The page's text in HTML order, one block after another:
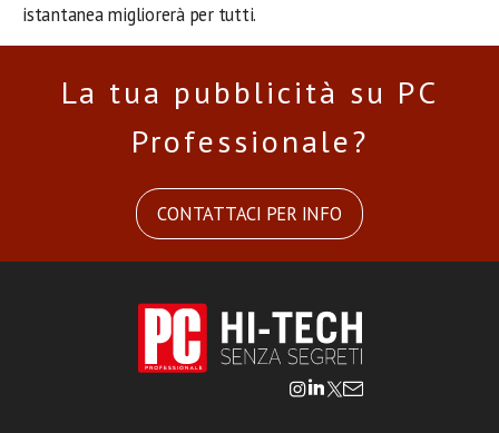
istantanea migliorerà per tutti.
La tua pubblicità su PC
Professionale?
CONTATTACI PER INFO